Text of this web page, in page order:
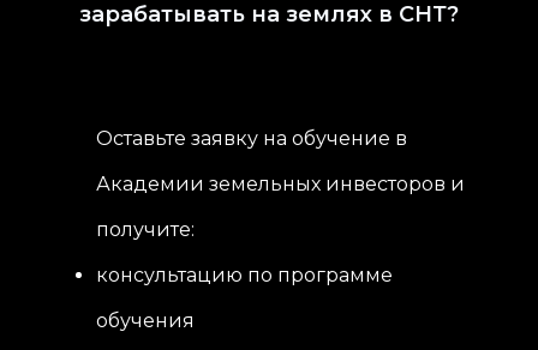
зарабатывать на землях в СНТ?
Оставьте заявку на обучение в
Академии земельных инвесторов и
получите:
консультацию по программе
обучения